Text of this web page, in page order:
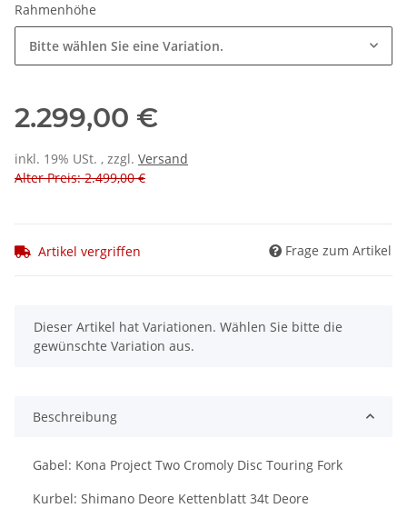
Rahmenhöhe
Bitte wählen Sie eine Variation.
2.299,00 €
inkl. 19% USt. , zzgl. Versand
Alter Preis: 2.499,00 €
Artikel vergriffen Frage zum Artikel
x
Dieser Artikel hat Variationen. Wählen Sie bitte die
gewünschte Variation aus.
Beschreibung
Gabel: Kona Project Two Cromoly Disc Touring Fork
Kurbel: Shimano Deore Kettenblatt 34t Deore